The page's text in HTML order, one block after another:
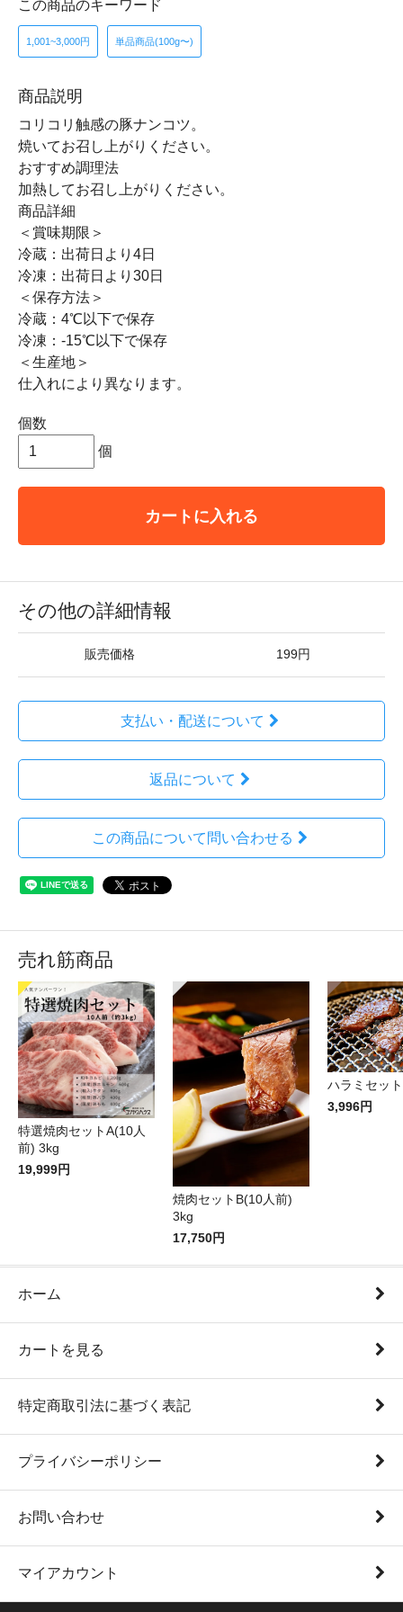
この商品のキーワード
1,001~3,000円 単品商品(100g〜)
商品説明
コリコリ触感の豚ナンコツ。
焼いてお召し上がりください。
おすすめ調理法
加熱してお召し上がりください。
商品詳細
＜賞味期限＞
冷蔵：出荷日より4日
冷凍：出荷日より30日
＜保存方法＞
冷蔵：4℃以下で保存
冷凍：-15℃以下で保存
＜生産地＞
仕入れにより異なります。
個数
個
カートに入れる
その他の詳細情報
販売価格 199円
支払い・配送について
返品について
この商品について問い合わせる
売れ筋商品
特選焼肉セットA(10人
前) 3kg
19,999円
焼肉セットB(10人前)
3kg
17,750円
ハラミセッ
3,996円
ホーム
カートを見る
特定商取引法に基づく表記
プライバシーポリシー
お問い合わせ
マイアカウント